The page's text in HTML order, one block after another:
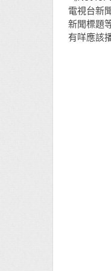
電視台新
新聞標題
有咩應該